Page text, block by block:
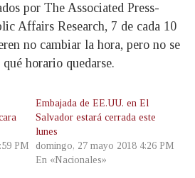
por The Associated Press-
Affairs Research, 7 de cada 10
no cambiar la hora, pero no se
horario quedarse.
PM
Embajada de EE.UU. en El
Salvador estará cerrada este
lunes
domingo, 27 mayo 2018 4:26 PM
En «Nacionales»